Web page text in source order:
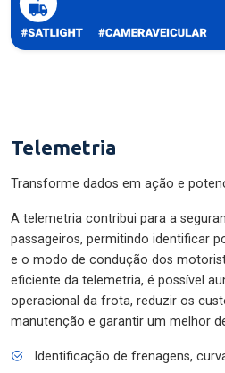
Telemetria
Transforme dados em ação e
A telemetria contribui para a
passageiros, permitindo identificar
e o modo de condução dos
eficiente da telemetria, é possível
operacional da frota, reduzir os
manutenção e garantir um melhor
Identificação de frenagens,